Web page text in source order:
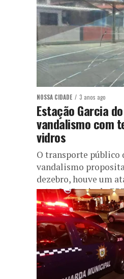
NOSSA CIDADE 3 anos ago
Estação Garcia
vandalismo com
vidros
O transporte público
vandalismo
dezebro, houve um
estação Garcia do